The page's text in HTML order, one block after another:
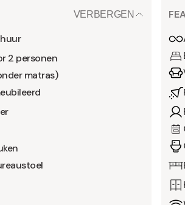
VERBERGEN
2 personen
matras)